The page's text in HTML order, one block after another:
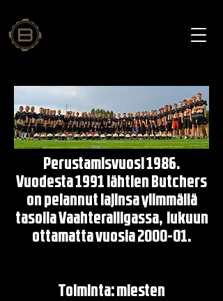
Perustamisvuosi 1986.
Vuodesta 1991 lähtien Butchers
on pelannut lajinsa ylimmällä
tasolla Vaahteraliigassa, lukuun
ottamatta vuosia 2000-01.
Toiminta: miesten